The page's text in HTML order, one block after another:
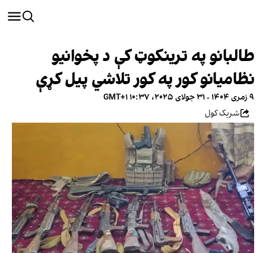
طالبانو په ترینکوټ کې د پخوانیو
نظامیانو کور په کور تلاشي پیل کړې
۹ زمری ۱۴۰۴ - ۳۱ جولای ۲۰۲۵، ۱۰:۳۷ GMT+۱
شریک کول